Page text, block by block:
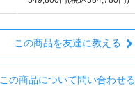
この商品を友達に教える
この商品について問い合わせる